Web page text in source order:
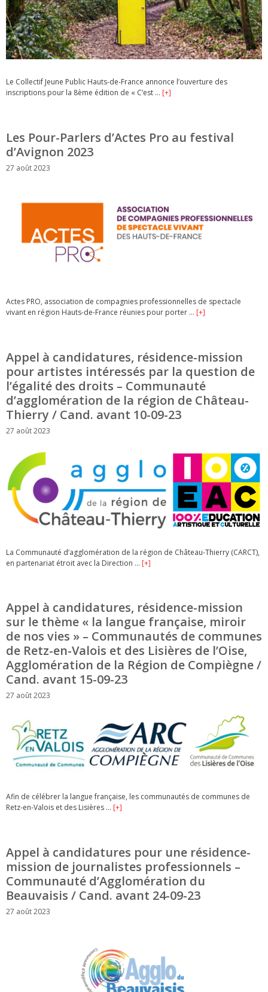
Le Collectif Jeune Public Hauts-de-France annonce l’ouverture des
inscriptions pour la 8ème édition de « C’est … [+]
Les Pour-Parlers d’Actes Pro au festival
d’Avignon 2023
27 août 2023
Actes PRO, association de compagnies professionnelles de spectacle
vivant en région Hauts-de-France réunies pour porter … [+]
Appel à candidatures, résidence-mission
pour artistes intéressés par la question de
l’égalité des droits – Communauté
d’agglomération de la région de Château-
Thierry / Cand. avant 10-09-23
27 août 2023
La Communauté d’agglomération de la région de Château-Thierry (CARCT),
en partenariat étroit avec la Direction … [+]
Appel à candidatures, résidence-mission
sur le thème « la langue française, miroir
de nos vies » – Communautés de communes
de Retz-en-Valois et des Lisières de l’Oise,
Agglomération de la Région de Compiègne /
Cand. avant 15-09-23
27 août 2023
Afin de célébrer la langue française, les communautés de communes de
Retz-en-Valois et des Lisières … [+]
Appel à candidatures pour une résidence-
mission de journalistes professionnels –
Communauté d’Agglomération du
Beauvaisis / Cand. avant 24-09-23
27 août 2023